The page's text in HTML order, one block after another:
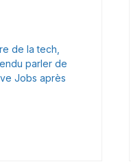
de la tech,
parler de
Jobs après